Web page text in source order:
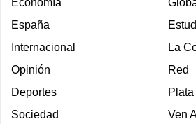
España
Internacional
Opinión
Deportes
Sociedad
La
Red
Ven